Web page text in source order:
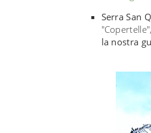
Serra San
la nostra